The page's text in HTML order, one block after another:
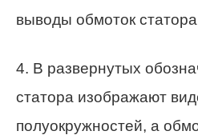
выводы обмоток
4. В развернутых
статора изображают
полуокружностей, а